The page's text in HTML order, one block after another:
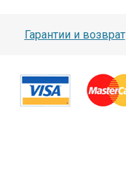
Гарантии и возврат